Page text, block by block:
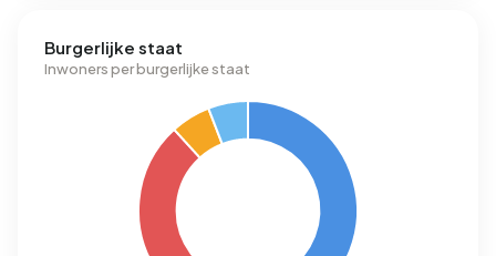
Burgerlijke staat
Inwoners per burgerlijke staat